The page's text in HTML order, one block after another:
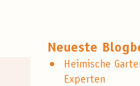
Neueste
Heimische
Experten